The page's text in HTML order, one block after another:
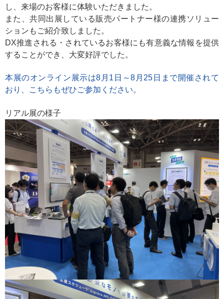
し、来場のお客様に体験いただきました。
また、共同出展している販売パートナー様の連携ソリュー
ションもご紹介致しました。
DX推進される・されているお客様にも有意義な情報を提供
することができ、大変好評でした。
本展のオンライン展示は8月1日～8月25日まで開催されて
おり、こちらもぜひご参加ください。
リアル展の様子